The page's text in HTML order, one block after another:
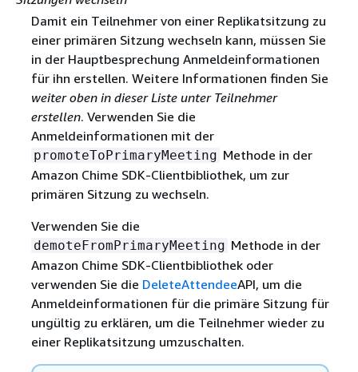
Damit ein Teilnehmer von einer Replikatsitzung zu
einer primären Sitzung wechseln kann, müssen Sie
in der Hauptbesprechung Anmeldeinformationen
für ihn erstellen. Weitere Informationen finden Sie
weiter oben in dieser Liste unter Teilnehmer
erstellen. Verwenden Sie die
Anmeldeinformationen mit der
promoteToPrimaryMeeting Methode in der
Amazon Chime SDK-Clientbibliothek, um zur
primären Sitzung zu wechseln.
Verwenden Sie die
demoteFromPrimaryMeeting Methode in der
Amazon Chime SDK-Clientbibliothek oder
verwenden Sie die DeleteAttendeeAPI, um die
Anmeldeinformationen für die primäre Sitzung für
ungültig zu erklären, um die Teilnehmer wieder zu
einer Replikatsitzung umzuschalten.